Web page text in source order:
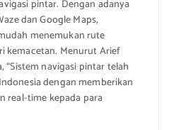
pintar. Dengan adanya
dan Google Maps,
menemukan rute
kemacetan. Menurut Arief
“Sistem navigasi pintar telah
dengan memberikan
real-time kepada para